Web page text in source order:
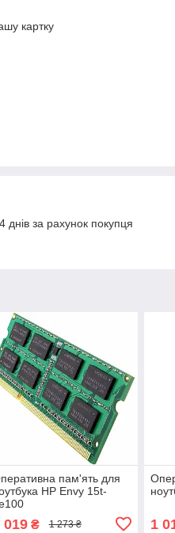
картку
за рахунок покупця
пам'ять для
HP Envy 15t-
019₴ 1 273 ₴ 1